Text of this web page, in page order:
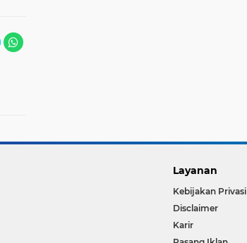
Layanan
Kebijakan Privasi
Disclaimer
Karir